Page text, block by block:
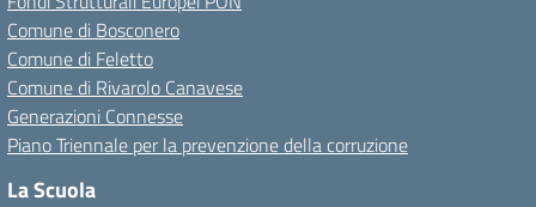
Comune di Bosconero
Comune di Feletto
Comune di Rivarolo Canavese
Generazioni Connesse
Piano Triennale per la prevenzione della corruzione
La Scuola